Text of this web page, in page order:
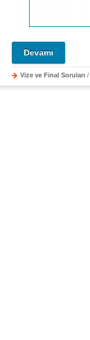
Devamı
Vize ve Final Soruları /